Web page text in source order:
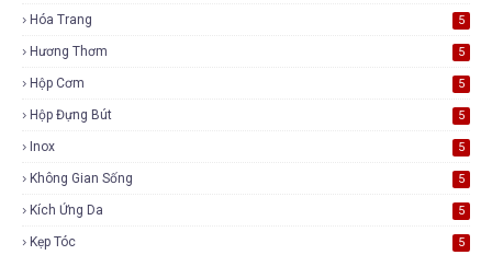
Hóa Trang 5
Hương Thơm 5
Hộp Cơm 5
Hộp Đựng Bút 5
Inox 5
Không Gian Sống 5
Kích Ứng Da 5
Kẹp Tóc 5